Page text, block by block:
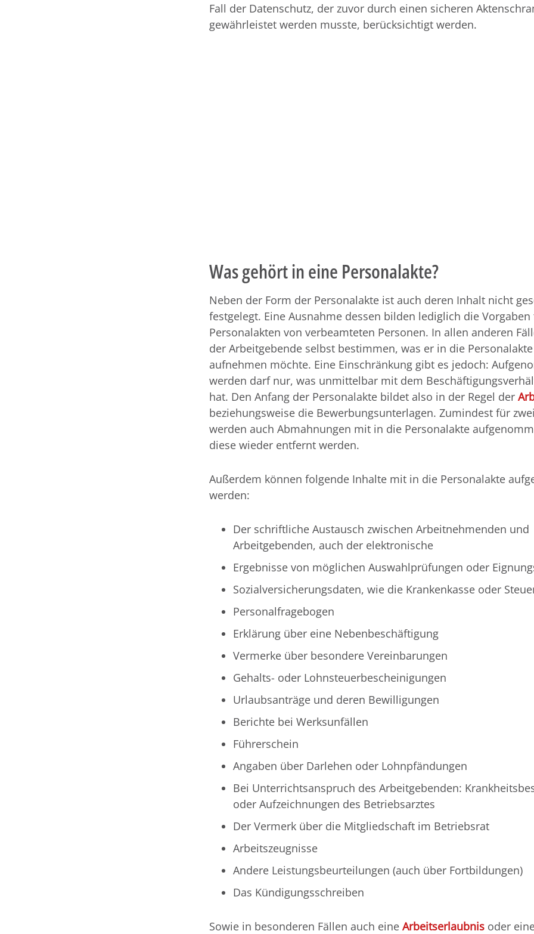
Fall der Datenschutz, der zuvor durch einen sicheren
gewährleistet werden musste, berücksichtigt werden.
Was gehört in eine Personalakte?
Neben der Form der Personalakte ist auch deren Inhalt nicht
festgelegt. Eine Ausnahme dessen bilden lediglich die
Personalakten von verbeamteten Personen. In allen anderen
der Arbeitgebende selbst bestimmen, was er in die Personalakte
aufnehmen möchte. Eine Einschränkung gibt es jedoch:
werden darf nur, was unmittelbar mit dem
hat. Den Anfang der Personalakte bildet also in der Regel der
beziehungsweise die Bewerbungsunterlagen. Zumindest für
werden auch Abmahnungen mit in die Personalakte
diese wieder entfernt werden.
Außerdem können folgende Inhalte mit in die Personalakte
werden:
Der schriftliche Austausch zwischen Arbeitnehmenden und
Arbeitgebenden, auch der elektronische
Ergebnisse von möglichen Auswahlprüfungen oder
Sozialversicherungsdaten, wie die Krankenkasse oder
Personalfragebogen
Erklärung über eine Nebenbeschäftigung
Vermerke über besondere Vereinbarungen
Gehalts- oder Lohnsteuerbescheinigungen
Urlaubsanträge und deren Bewilligungen
Berichte bei Werksunfällen
Führerschein
Angaben über Darlehen oder Lohnpfändungen
Bei Unterrichtsanspruch des Arbeitgebenden:
oder Aufzeichnungen des Betriebsarztes
Der Vermerk über die Mitgliedschaft im Betriebsrat
Arbeitszeugnisse
Andere Leistungsbeurteilungen (auch über Fortbildungen)
Das Kündigungsschreiben
Sowie in besonderen Fällen auch eine Arbeitserlaubnis oder